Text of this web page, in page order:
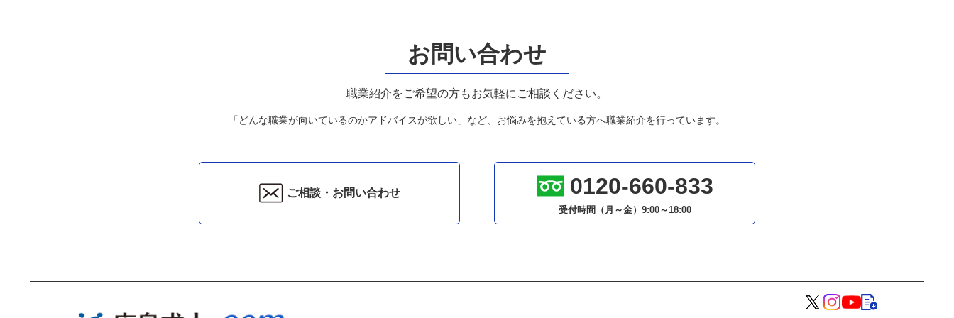
お問い合わせ
職業紹介をご希望の方もお気軽にご相談ください。
「どんな職業が向いているのかアドバイスが欲しい」など、お悩みを抱えている方へ職業紹介を行っています。
ご相談・お問い合わせ 0120-660-833
受付時間（月～金） 9:00～18:00